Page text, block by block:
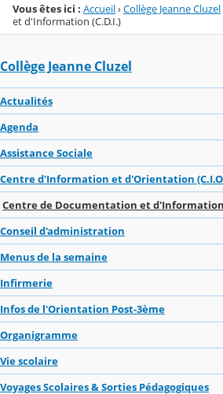
Vous êtes ici : Accueil›Collège Jeanne Cluzel
et d'Information (C.D.I.)
Collège Jeanne Cluzel
Actualités
Agenda
Assistance Sociale
Centre d'Information et d'Orientation
Centre de Documentation et d'Information
Conseil d'administration
Menus de la semaine
Infirmerie
Infos de l'Orientation Post-3ème
Organigramme
Vie scolaire
Voyages Scolaires & Sorties Pédagogiques